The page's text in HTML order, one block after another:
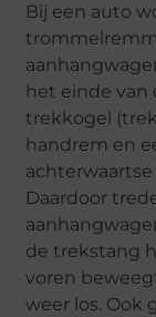
Bij een auto
het einde van
trekkogel
handrem en
Daardoor
de trekstang
voren
weer los. Ook